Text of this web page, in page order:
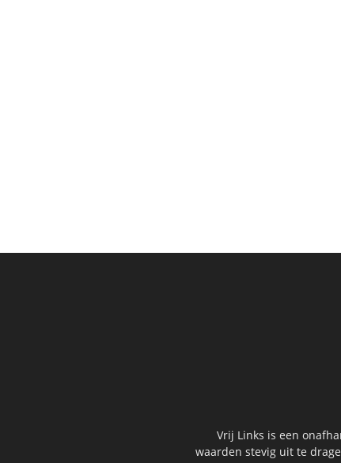
Vrij Links is een
waarden stevig uit te